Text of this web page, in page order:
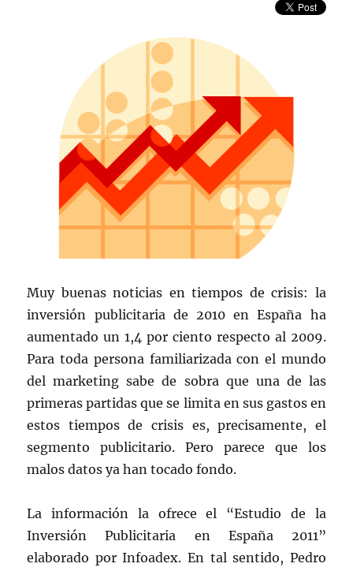
Muy buenas noticias en tiempos de crisis: la
inversión publicitaria de 2010 en España ha
aumentado un 1,4 por ciento respecto al 2009.
Para toda persona familiarizada con el mundo
del marketing sabe de sobra que una de las
primeras partidas que se limita en sus gastos en
estos tiempos de crisis es, precisamente, el
segmento publicitario. Pero parece que los
malos datos ya han tocado fondo.
La información la ofrece el “Estudio de la
Inversión Publicitaria en España 2011”
elaborado por Infoadex. En tal sentido, Pedro